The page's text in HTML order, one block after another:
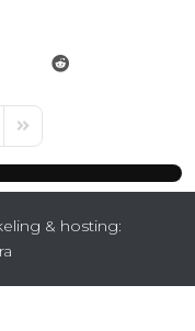
Page
Last Page
& hosting: